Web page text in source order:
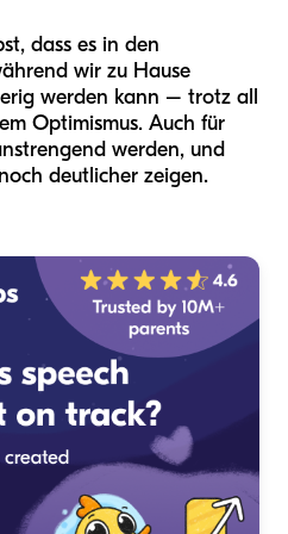
dass es in den
wir zu Hause
werden kann – trotz all
Optimismus. Auch für
werden, und
deutlicher zeigen.